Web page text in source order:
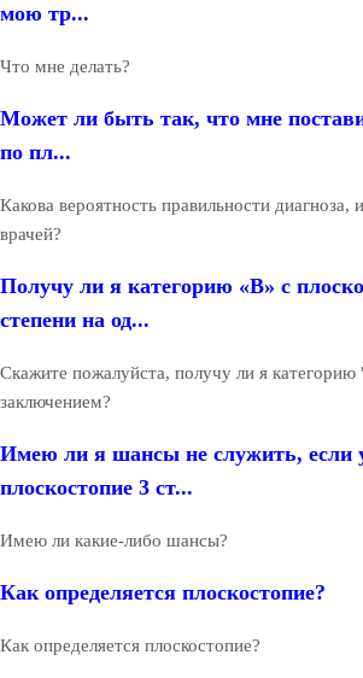
мою тр...
Что мне делать?
Может ли быть так, что мне
по пл...
Какова вероятность правильности диагноза,
врачей?
Получу ли я категорию «В» с
степени на од...
Скажите пожалуйста, получу ли я
заключением?
Имею ли я шансы не служить, если
плоскостопие 3 ст...
Имею ли какие-либо шансы?
Как определяется плоскостопие?
Как определяется плоскостопие?